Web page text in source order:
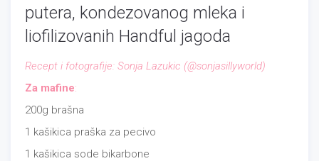
putera, kondezovanog mleka i
liofilizovanih Handful jagoda
Recept i fotografije: Sonja Lazukic (@sonjasillyworld)
Za mafine:
200g brašna
1 kašikica praška za pecivo
1 kašikica sode bikarbone